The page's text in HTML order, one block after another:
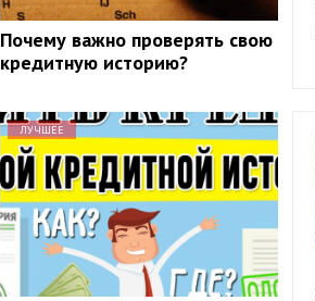
Почему важно проверять свою
кредитную историю?
ЛУЧШЕЕ